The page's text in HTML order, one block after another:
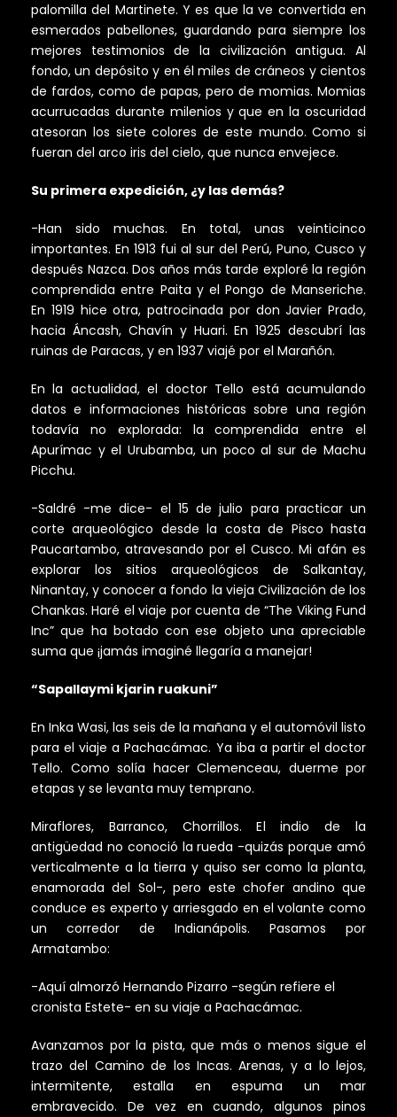
palomilla del Martinete. Y es que la ve convertida en
esmerados pabellones, guardando para siempre los
mejores testimonios de la civilización antigua. Al
fondo, un depósito y en él miles de cráneos y cientos
de fardos, como de papas, pero de momias. Momias
acurrucadas durante milenios y que en la oscuridad
atesoran los siete colores de este mundo. Como si
fueran del arco iris del cielo, que nunca envejece.
Su primera expedición, ¿y las demás?
-Han sido muchas. En total, unas veinticinco
importantes. En 1913 fui al sur del Perú, Puno, Cusco y
después Nazca. Dos años más tarde exploré la región
comprendida entre Paita y el Pongo de Manseriche.
En 1919 hice otra, patrocinada por don Javier Prado,
hacia Áncash, Chavín y Huari. En 1925 descubrí las
ruinas de Paracas, y en 1937 viajé por el Marañón.
En la actualidad, el doctor Tello está acumulando
datos e informaciones históricas sobre una región
todavía no explorada: la comprendida entre el
Apurímac y el Urubamba, un poco al sur de Machu
Picchu.
-Saldré -me dice- el 15 de julio para practicar un
corte arqueológico desde la costa de Pisco hasta
Paucartambo, atravesando por el Cusco. Mi afán es
explorar los sitios arqueológicos de Salkantay,
Ninantay, y conocer a fondo la vieja Civilización de los
Chankas. Haré el viaje por cuenta de “The Viking Fund
Inc” que ha botado con ese objeto una apreciable
suma que ¡jamás imaginé llegaría a manejar!
“Sapallaymi kjarin ruakuni”
En Inka Wasi, las seis de la mañana y el automóvil listo
para el viaje a Pachacámac. Ya iba a partir el doctor
Tello. Como solía hacer Clemenceau, duerme por
etapas y se levanta muy temprano.
Miraflores, Barranco, Chorrillos. El indio de la
antigüedad no conoció la rueda -quizás porque amó
verticalmente a la tierra y quiso ser como la planta,
enamorada del Sol-, pero este chofer andino que
conduce es experto y arriesgado en el volante como
un corredor de Indianápolis. Pasamos por
Armatambo:
-Aquí almorzó Hernando Pizarro -según refiere el
cronista Estete- en su viaje a Pachacámac.
Avanzamos por la pista, que más o menos sigue el
trazo del Camino de los Incas. Arenas, y a lo lejos,
intermitente, estalla en espuma un mar
embravecido. De vez en cuando, algunos pinos